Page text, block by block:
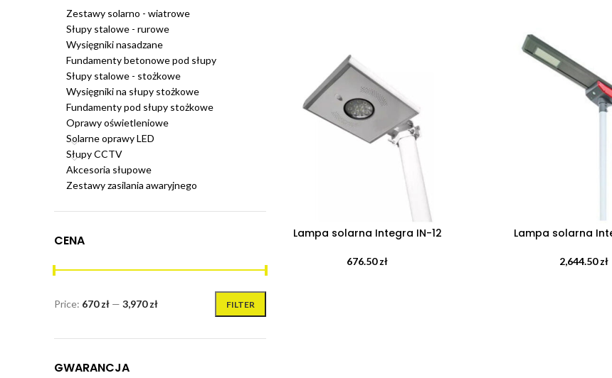
Zestawy solarno - wiatrowe
Słupy stalowe - rurowe
Wysięgniki nasadzane
Fundamenty betonowe pod słupy
Słupy stalowe - stożkowe
Wysięgniki na słupy stożkowe
Fundamenty pod słupy stożkowe
Oprawy oświetleniowe
Solarne oprawy LED
Słupy CCTV
Akcesoria słupowe
Zestawy zasilania awaryjnego
CENA
FILTER
Price: 670 zł — 3,970 zł
GWARANCJA
Lampa solarna Integra IN-12
676.50zł
Lampa solarna
2,644.50zł